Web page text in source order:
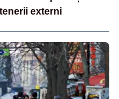
externi